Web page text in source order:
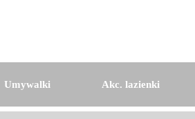
Umywalki Akc. lazienki